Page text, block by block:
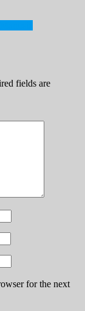
fields are
for the next